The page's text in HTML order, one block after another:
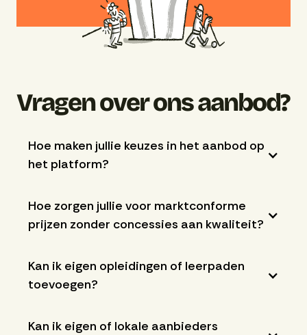
Vragen over ons aanbod?
Hoe maken jullie keuzes in het aanbod op
het platform?
Hoe zorgen jullie voor marktconforme
prijzen zonder concessies aan kwaliteit?
Kan ik eigen opleidingen of leerpaden
toevoegen?
Kan ik eigen of lokale aanbieders